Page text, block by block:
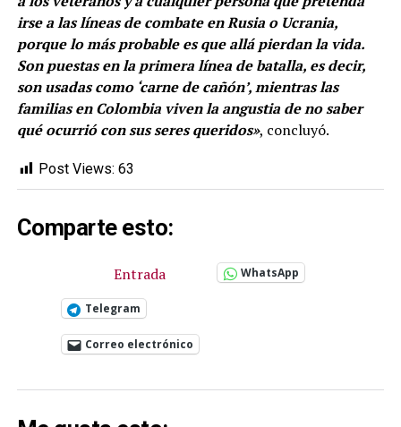
irse a las líneas de combate en Rusia o Ucrania,
porque lo más probable es que allá pierdan la vida.
Son puestas en la primera línea de batalla, es decir,
son usadas como ‘carne de cañón’, mientras las
familias en Colombia viven la angustia de no saber
qué ocurrió con sus seres queridos», concluyó.
Post Views: 63
Comparte esto:
Entrada WhatsApp
Telegram
Correo electrónico